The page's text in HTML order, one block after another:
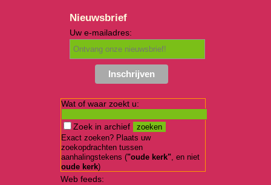
Nieuwsbrief
Uw e-mailadres:
Wat of waar zoekt u:
Zoek in archief
Exact zoeken? Plaats uw
zoekopdrachten tussen
aanhalingstekens ("oude kerk", en niet
oude kerk)
Web feeds: